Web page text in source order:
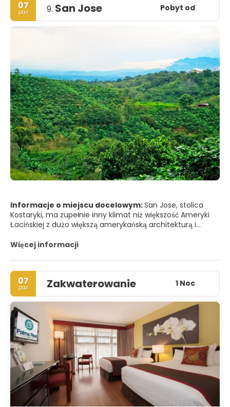
07
paź 9. San Jose Pobyt od
Informacje o miejscu docelowym:San Jose, stolica
Kostaryki, ma zupełnie inny klimat niż większość Ameryki
Łacińskiej z dużo większą amerykańską architekturą i
środku natury. Położone w Dolinie Centralnej, miasto
także wulkanami, Poás i Irazú. Jest to również centralny
punkt, z którego można dotrzeć do bogatych parków
narodowych w kraju, wspaniałych plaż, niesamowitych
rzek i dziewiczych gór. San José ma pewne atrakcje same
w sobie, takie jak Teatr Narodowy, Rynek Centralny,
Muzeum Narodowe lub Katedra Metropolitalna. Co więcej,
jego przyjaźni ludzie nadają miastu żywą atmosferę, co
można docenić w wielu restauracjach i barach w mieście.
Niektóre muzea i budynki zdradzają swoją kolonialną
przeszłość i europejskie wpływy artystyczne. San Jose ma
również wiele do zaoferowania i jest miastem o wielkim
znaczeniu historycznym i kulturowym.
Więcej informacji
07
paź Zakwaterowanie 1 Noc